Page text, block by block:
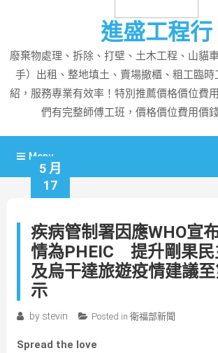
進盛工程行
廢棄物處理、拆除、打壁、土木工程、山貓
手）出租、整地填土、賣場撤櫃、粗工臨
紹，服務專業有效率！特別推薦價格價位費
們有完整師傅工班，價格價位費用價
Menu
5 月
17
疾病管制署因應WHO宣
情為PHEIC 提升剛果民
及烏干達旅遊疫情建議
示
by stevin Posted in 衛福部新聞
Spread the love